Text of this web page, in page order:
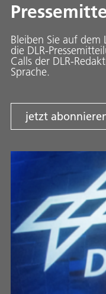
Bleiben Sie auf
die DLR-
Calls der DLR-
Sprache.
jetzt